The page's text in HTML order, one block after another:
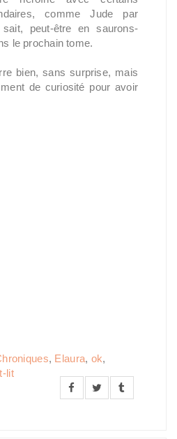
comme Jude par
peut-être en saurons-
le prochain tome.
bien, sans surprise, mais
de curiosité pour avoir
, Elaura, ok,
lit